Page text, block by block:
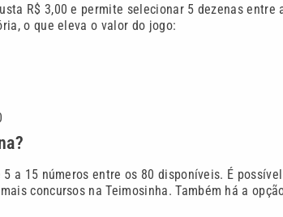
R$ 3,00 e permite selecionar 5 dezenas
o que eleva o valor do jogo:
5 a 15 números entre os 80 disponíveis. É
concursos na Teimosinha. Também há a